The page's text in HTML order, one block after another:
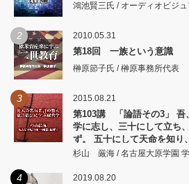
鴻池賢三氏 / オーディオビジ
2 2010.05.31
第18回 一族という意識
榊原節子氏 / 榊原事務所代表
3 2015.08.21
第103講 「論語その3」 吾
学に志し、三十にして立ち
ず。 五十にして天命を知り
従い、 七十にして心の欲す
杉山 厳海 / 名古屋大原学園
4 2019.08.20